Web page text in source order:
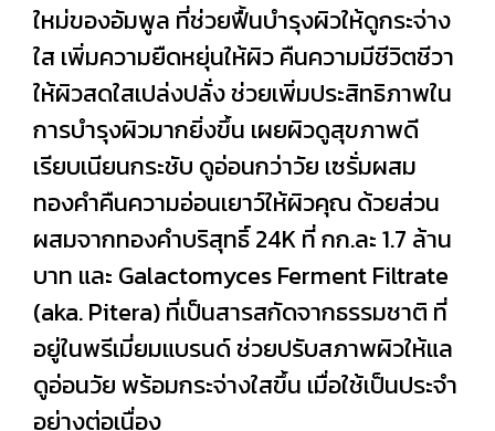
ใหม่ของอัมพูล ที่ช่วยฟื้นบำรุงผิวให้ดูกระจ่าง
ใส เพิ่มความยืดหยุ่นให้ผิว คืนความมีชีวิตชีวา
ให้ผิวสดใสเปล่งปลั่ง ช่วยเพิ่มประสิทธิภาพใน
การบำรุงผิวมากยิ่งขึ้น เผยผิวดูสุขภาพดี
เรียบเนียนกระชับ ดูอ่อนกว่าวัย เซรั่มผสม
ทองคำคืนความอ่อนเยาว์ให้ผิวคุณ ด้วยส่วน
ผสมจากทองคำบริสุทธิ์ 24K ที่ กก.ละ 1.7 ล้าน
บาท และ Galactomyces Ferment Filtrate
(aka. Pitera) ที่เป็นสารสกัดจากธรรมชาติ ที่
อยู่ในพรีเมี่ยมแบรนด์ ช่วยปรับสภาพผิวให้แล
ดูอ่อนวัย พร้อมกระจ่างใสขึ้น เมื่อใช้เป็นประจำ
อย่างต่อเนื่อง